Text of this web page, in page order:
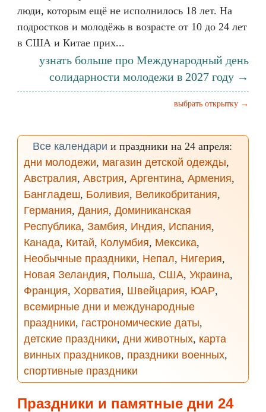
люди, которым ещё не исполнилось 18 лет. На
подростков и молодёжь в возрасте от 10 до 24 лет
в США и Китае прих...
узнать больше про Международный день
солидарности молодежи в 2027 году →
выбрать открытку →
Все календари и праздники на 24 апреля:
дни молодежи, магазин детской одежды,
Австралия, Австрия, Аргентина, Армения,
Бангладеш, Боливия, Великобритания,
Германия, Дания, Доминиканская
Республика, Замбия, Индия, Испания,
Канада, Китай, Колумбия, Мексика,
Необычные праздники, Непал, Нигерия,
Новая Зеландия, Польша, США, Украина,
Франция, Хорватия, Швейцария, ЮАР,
всемирные дни и международные
праздники, гастрономические даты,
детские праздники, дни животных, карта
винных праздников, праздники военных,
спортивные праздники
Праздники и памятные дни 24